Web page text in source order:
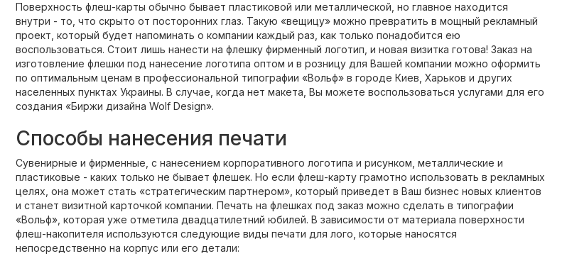
Поверхность флеш-карты обычно бывает пластиковой или металлической, но главное находится
внутри - то, что скрыто от посторонних глаз. Такую «вещицу» можно превратить в мощный рекламный
проект, который будет напоминать о компании каждый раз, как только понадобится ею
воспользоваться. Стоит лишь нанести на флешку фирменный логотип, и новая визитка готова! Заказ на
изготовление флешки под нанесение логотипа оптом и в розницу для Вашей компании можно оформить
по оптимальным ценам в профессиональной типографии «Вольф» в городе Киев, Харьков и других
населенных пунктах Украины. В случае, когда нет макета, Вы можете воспользоваться услугами для его
создания «Биржи дизайна Wolf Design».
Способы нанесения печати
Сувенирные и фирменные, с нанесением корпоративного логотипа и рисунком, металлические и
пластиковые - каких только не бывает флешек. Но если флеш-карту грамотно использовать в рекламных
целях, она может стать «стратегическим партнером», который приведет в Ваш бизнес новых клиентов
и станет визитной карточкой компании. Печать на флешках под заказ можно сделать в типографии
«Вольф», которая уже отметила двадцатилетний юбилей. В зависимости от материала поверхности
флеш-накопителя используются следующие виды печати для лого, которые наносятся
непосредственно на корпус или его детали: